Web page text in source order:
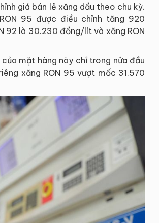
giá bán lẻ xăng dầu theo chu kỳ.
95 được điều chỉnh tăng 920
92 là 30.230 đồng/lít và xăng RON
mặt hàng này chỉ trong nửa đầu
xăng RON 95 vượt mốc 31.570